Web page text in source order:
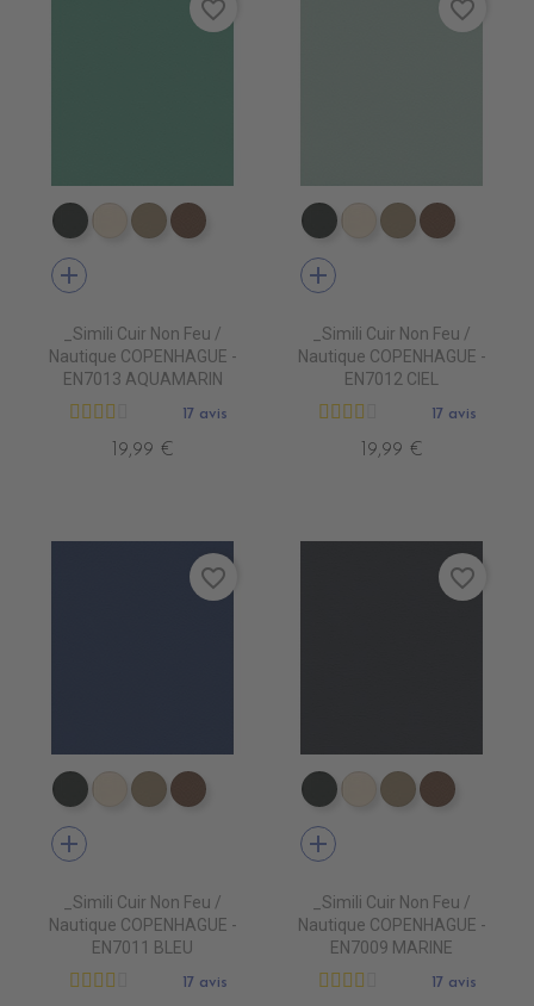
EN7005 VERT ANGLAIS
EN7001 CREME
EN7002 BEIGE
EN7003 BRUN
add
_Simili Cuir Non Feu /
Nautique COPENHAGUE -
EN7013 AQUAMARIN
17 avis
19,99 €
favorite_border
EN7005 VERT ANGLAIS
EN7001 CREME
EN7002 BEIGE
EN7003
add
_Simili Cuir Non Feu /
Nautique COPENHAGUE -
EN7012 CIEL
17 avis
19,99 €
favorite_border
EN7005 VERT ANGLAIS
EN7001 CREME
EN7002 BEIGE
EN7003 BRUN
add
_Simili Cuir Non Feu /
Nautique COPENHAGUE -
EN7011 BLEU
17 avis
favorite_border
EN7005 VERT ANGLAIS
EN7001 CREME
EN7002 BEIGE
EN7003
add
_Simili Cuir Non Feu /
Nautique COPENHAGUE -
EN7009 MARINE
17 avis
favorite_border